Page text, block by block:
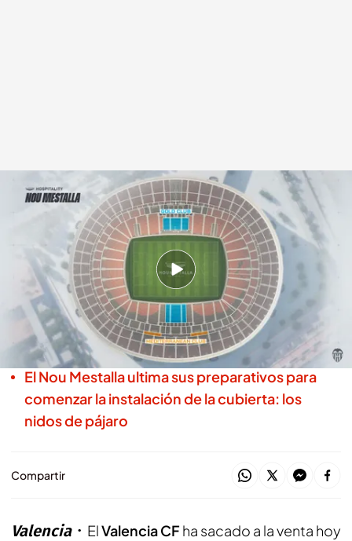
Empieza la venta de los primeros asientos individuales del hospitality del
Nou Mestalla.Valencia CF
David Torres
16 ABR 2026 - 11:17h.
Cuándo y cómo será el traslado de los socios
del Valencia CF al Nou Mestalla: por fases y por
antigüedad
El Nou Mestalla ultima sus preparativos para
comenzar la instalación de la cubierta: los
nidos de pájaro
Compartir
Valencia ElValencia CFha sacado a la venta hoy